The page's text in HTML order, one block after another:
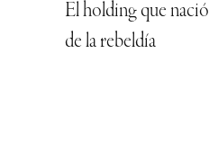
El holding que nació
de la rebeldía